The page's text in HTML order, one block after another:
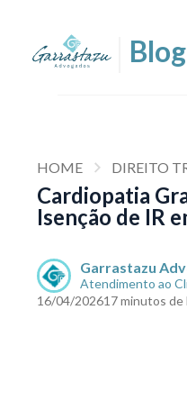
HOME DIREITO
Cardiopatia
Isenção de IR
Garrastazu
Atendimento ao
16/04/202617 minutos de